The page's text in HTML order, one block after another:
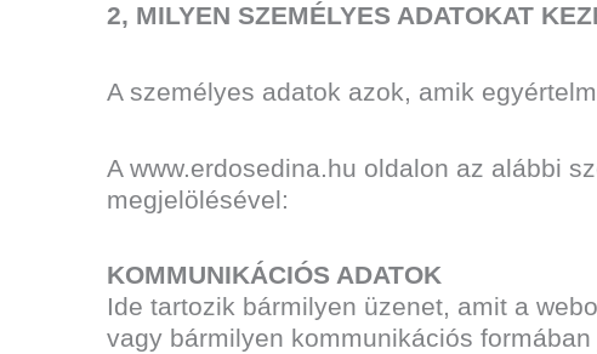
2, MILYEN SZEMÉLYES ADATOKAT
A személyes adatok azok, amik
A www.erdosedina.hu oldalon az alábbi
megjelölésével:
KOMMUNIKÁCIÓS ADATOK
Ide tartozik bármilyen üzenet, amit a
vagy bármilyen kommunikációs